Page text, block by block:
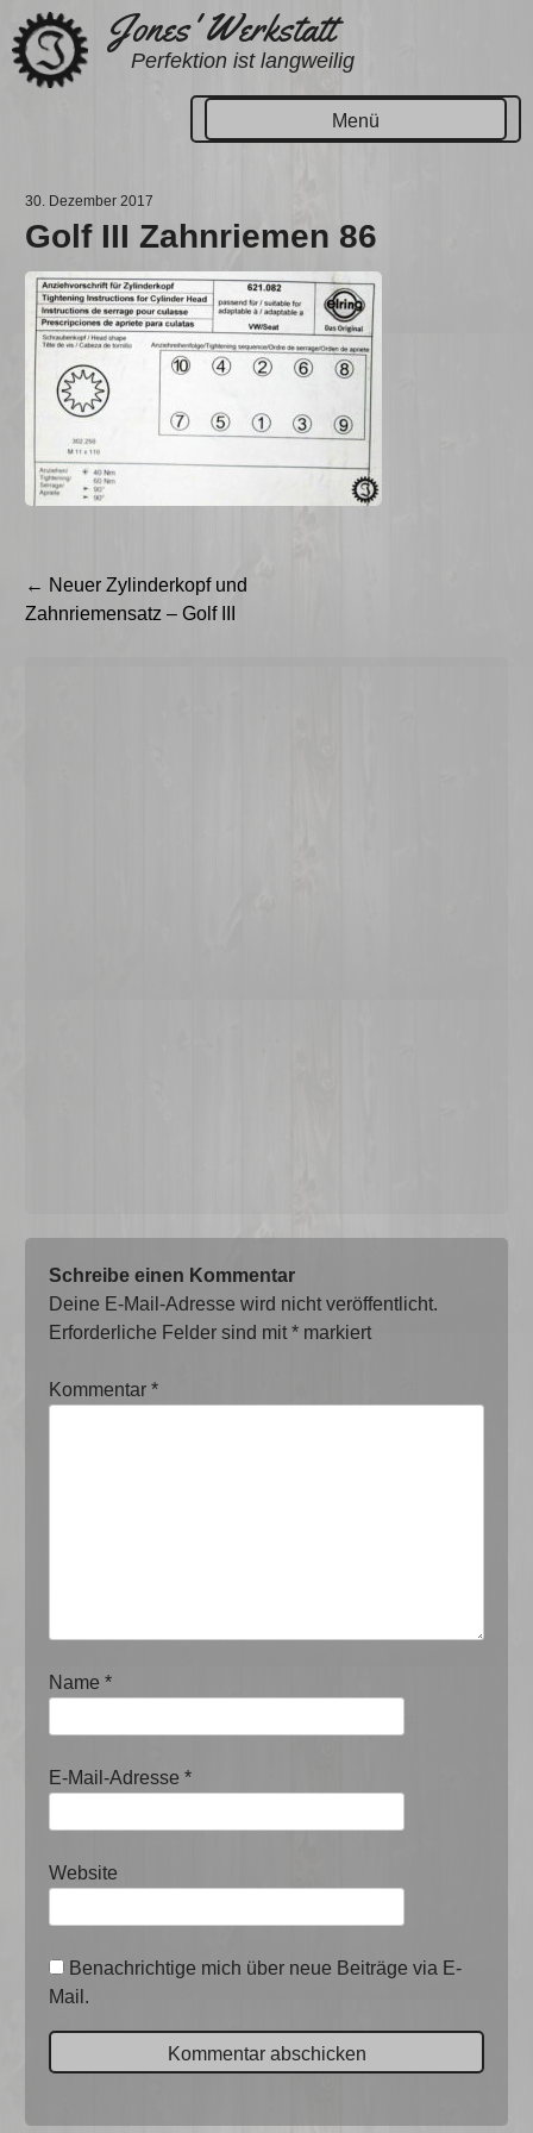
Zum
Inhalt
springen
Jones' Werkstatt
Perfektion ist langweilig
Menü
30. Dezember 2017
Golf III Zahnriemen 86
Beitragsnavigation
← Neuer Zylinderkopf und
Zahnriemensatz – Golf III
Schreibe einen Kommentar
Deine E-Mail-Adresse wird nicht veröffentlicht.
Erforderliche Felder sind mit* markiert
Kommentar*
Name*
E-Mail-Adresse*
Website
Benachrichtige mich über neue Beiträge via E-
Mail.